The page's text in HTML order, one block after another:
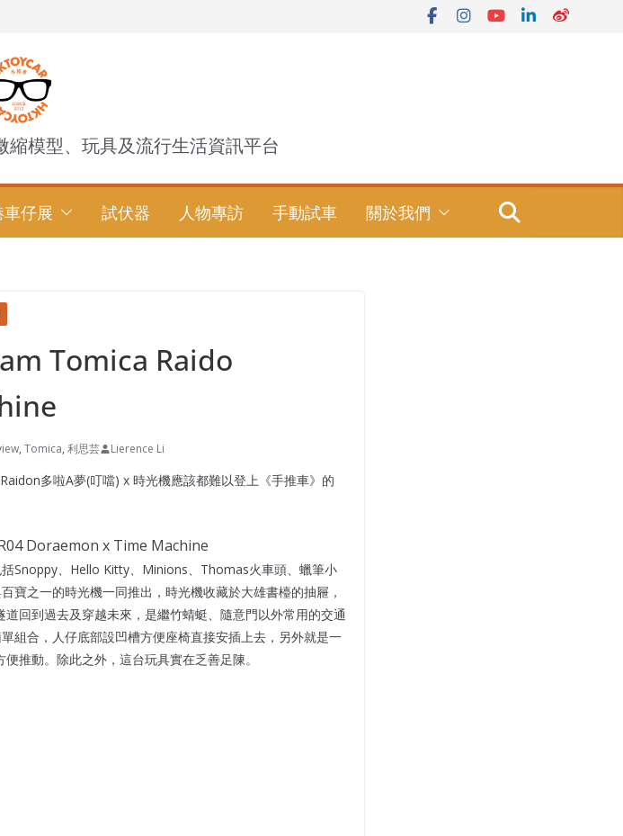
模型、玩具及流行生活資訊平台
仔展 試伏器 人物專訪 手動試車 關於我們
Tomica Raido
, Tomica, 利思芸 Lierence Li
多啦A夢(叮噹) x 時光機應該都難以登上《手推車》的
Snoppy、Hello Kitty、Minions、Thomas火車頭、蠟筆小
寶之一的時光機一同推出，時光機收藏於大雄書檯的抽屜，
回到過去及穿越未來，是繼竹蜻蜓、隨意門以外常用的交通
組合，人仔底部設凹槽方便座椅直接安插上去，另外就是一
推動。除此之外，這台玩具實在乏善足陳。